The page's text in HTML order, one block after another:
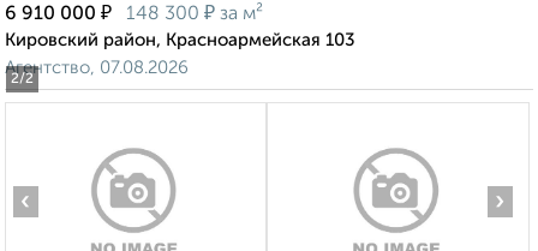
2/2
6 910 000 ₽ 148 300 ₽ за м²
Кировский район, Красноармейская 103
Агентство, 07.08.2026
‹ ›